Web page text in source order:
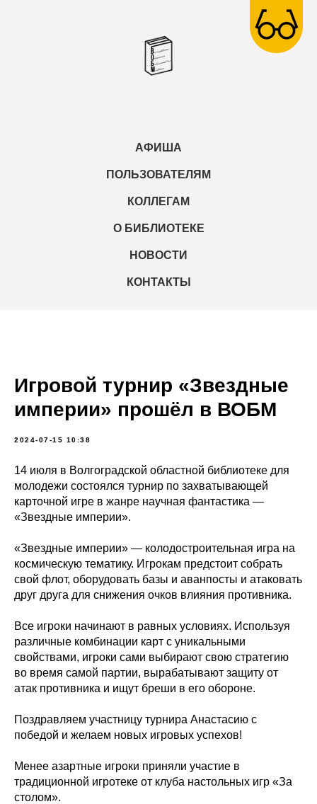
АФИША
ПОЛЬЗОВАТЕЛЯМ
КОЛЛЕГАМ
О БИБЛИОТЕКЕ
НОВОСТИ
КОНТАКТЫ
Игровой турнир «Звездные
империи» прошёл в ВОБМ
2024-07-15 10:38
14 июля в Волгоградской областной библиотеке для
молодежи состоялся турнир по захватывающей
карточной игре в жанре научная фантастика —
«Звездные империи».
«Звездные империи» — колодостроительная игра на
космическую тематику. Игрокам предстоит собрать
свой флот, оборудовать базы и аванпосты и атаковать
друг друга для снижения очков влияния противника.
Все игроки начинают в равных условиях. Используя
различные комбинации карт с уникальными
свойствами, игроки сами выбирают свою стратегию
во время самой партии, вырабатывают защиту от
атак противника и ищут бреши в его обороне.
Поздравляем участницу турнира Анастасию с
победой и желаем новых игровых успехов!
Менее азартные игроки приняли участие в
традиционной игротеке от клуба настольных игр «За
столом».